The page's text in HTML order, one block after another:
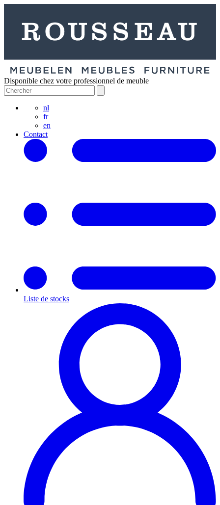
Disponible chez votre professionnel de meuble
nl
fr
en
Contact
Liste de stocks